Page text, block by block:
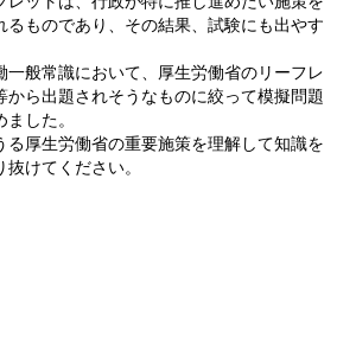
るものであり、その結果、試験にも出やす
一般常識において、厚生労働省のリーフレ
から出題されそうなものに絞って模擬問題
した。
る厚生労働省の重要施策を理解して知識を
けてください。